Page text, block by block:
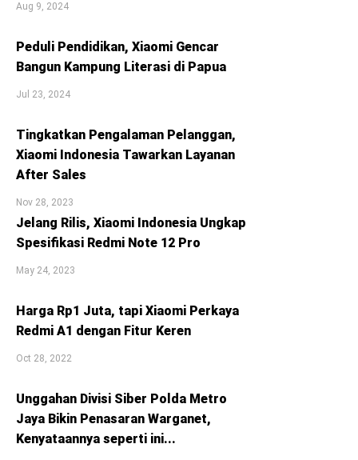
Aug 9, 2024
Peduli Pendidikan, Xiaomi Gencar
Bangun Kampung Literasi di Papua
Jul 23, 2024
Tingkatkan Pengalaman Pelanggan,
Xiaomi Indonesia Tawarkan Layanan
After Sales
Nov 28, 2023
Jelang Rilis, Xiaomi Indonesia Ungkap
Spesifikasi Redmi Note 12 Pro
May 24, 2023
Harga Rp1 Juta, tapi Xiaomi Perkaya
Redmi A1 dengan Fitur Keren
Oct 28, 2022
Unggahan Divisi Siber Polda Metro
Jaya Bikin Penasaran Warganet,
Kenyataannya seperti ini...